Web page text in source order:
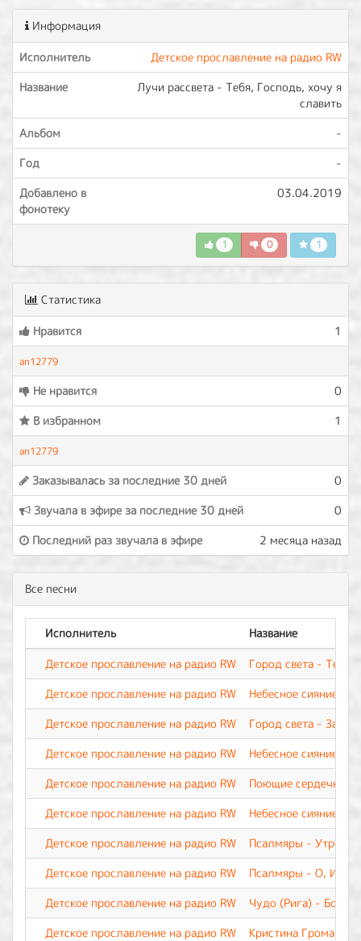
Информация
Исполнитель
Детское прославление на радио RW
Название
Лучи рассвета - Тебя, Господь, хочу я
славить
Альбом
-
Год
-
Добавлено в
фонотеку
03.04.2019
1 0 1
Статистика
Нравится 1
an12779
Не нравится
0
В избранном
1
an12779
Заказывалась за последние 30 дней
0
Звучала в эфире за последние 30 дней
0
Последний раз звучала в эфире
2 месяца назад
Все песни
Исполнитель
Название
Детское прославление на радио RW
Город света - Тебя
Детское прославление на радио RW
Небесное сияние -
Детское прославление на радио RW
Город света - За
Детское прославление на радио RW
Небесное сияние -
Детское прославление на радио RW
Поющие сердечки -
Детское прославление на радио RW
Небесное сияние -
Детское прославление на радио RW
Псалмяры -
Детское прославление на радио RW
Псалмяры - О, Иисус
Детское прославление на радио RW
Чудо (Рига) - Бог
Детское прославление на радио RW
Кристина